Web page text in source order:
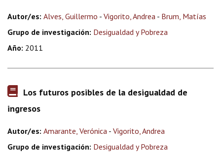
Autor/es: Alves, Guillermo - Vigorito, Andrea - Brum, Matías
Grupo de investigación: Desigualdad y Pobreza
Año: 2011
Los futuros posibles de la desigualdad de
ingresos
Autor/es: Amarante, Verónica - Vigorito, Andrea
Grupo de investigación: Desigualdad y Pobreza